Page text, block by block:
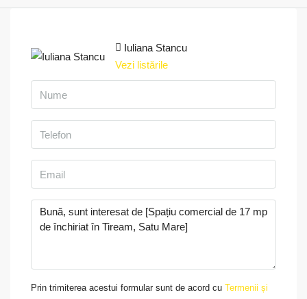
Iuliana Stancu
Vezi listările
Prin trimiterea acestui formular sunt de acord cu Termenii și